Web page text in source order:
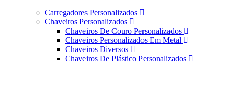
Carregadores Personalizados
Chaveiros Personalizados
Chaveiros De Couro Personalizados
Chaveiros Personalizados Em Metal
Chaveiros Diversos
Chaveiros De Plástico Personalizados